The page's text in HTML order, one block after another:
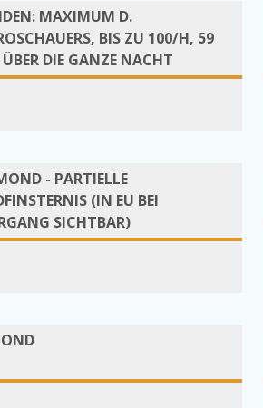
MAXIMUM D.
BIS ZU 100/H, 59
DIE GANZE NACHT
- PARTIELLE
(IN EU BEI
SICHTBAR)